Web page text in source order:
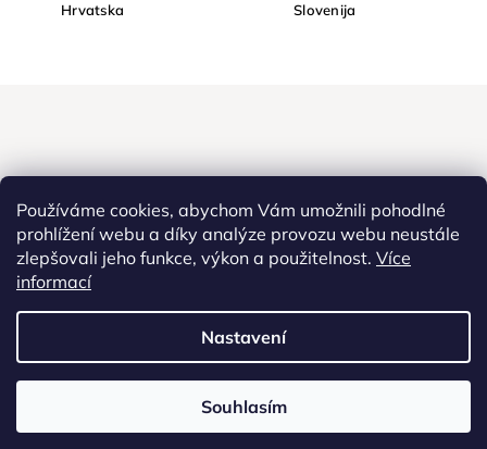
Používáme cookies, abychom Vám umožnili pohodlné
prohlížení webu a díky analýze provozu webu neustále
zlepšovali jeho funkce, výkon a použitelnost. Více
informací
Nastavení
Souhlasím
Hrvatska Slovenija
Nakupujte na Diamondi bezpečně a bez obav. Díky HTTPS
podobě.
Diamondi. Všechna práva vyhrazena. |
Westlogic s.r.o., Olomoucká 267/29, Opava, 746 01